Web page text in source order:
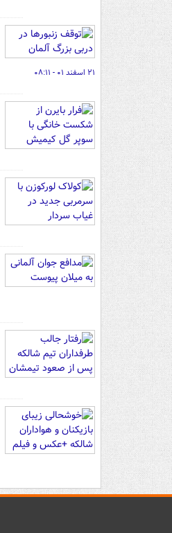
۲۱ اسفند ۰۱ - ۰۸:۱۱